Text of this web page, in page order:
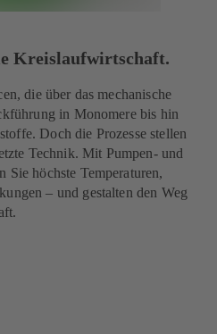
Kreislaufwirtschaft.
die über das mechanische
in Monomere bis hin
Doch die Prozesse stellen
Technik. Mit Pumpen- und
höchste Temperaturen,
– und gestalten den Weg